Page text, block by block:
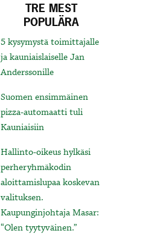
TRE MEST
POPULÄRA
5 kysymystä toimittajalle
ja kauniaislaiselle Jan
Anderssonille
Suomen ensimmäinen
pizza-automaatti tuli
Kauniaisiin
Hallinto-oikeus hylkäsi
perheryhmäkodin
aloittamislupaa koskevan
valituksen.
Kaupunginjohtaja Masar:
“Olen tyytyväinen.”